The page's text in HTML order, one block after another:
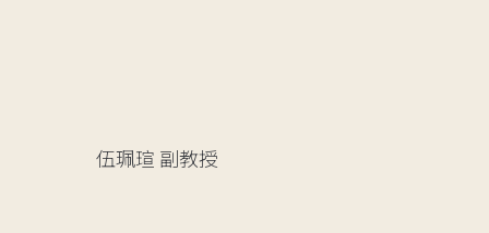
伍珮瑄 副教授